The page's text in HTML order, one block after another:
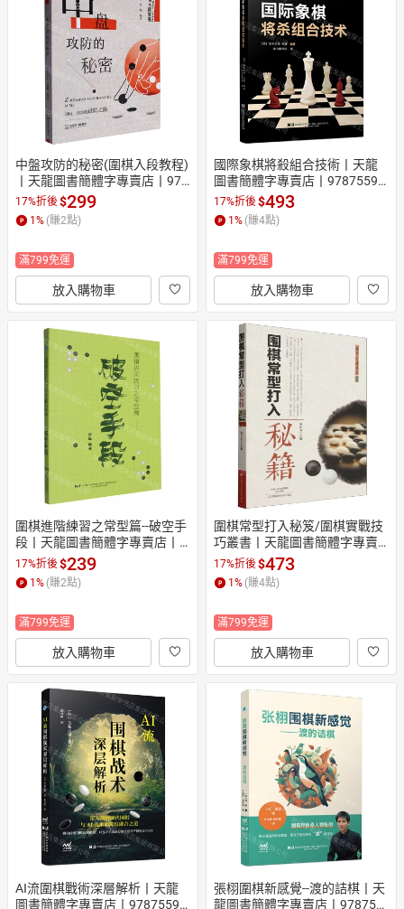
中盤攻防的秘密(圍棋入段教程)
丨天龍圖書簡體字專賣店丨978
7546433738 (tl2609)
17%折後$299
1 % (賺2點)
滿799免運
放入購物車
國際象棋將殺組合技術丨天龍
圖書簡體字專賣店丨97875591
45987 (tl2609)
17%折後$493
1 % (賺4點)
滿799免運
放入購物車
圍棋進階練習之常型篇--破空手
段丨天龍圖書簡體字專賣店丨9
787559141057 (tl2608)
17%折後$239
1% (賺2點)
滿799免運
放入購物車
圍棋常型打入秘笈/圍棋實戰技
巧叢書丨天龍圖書簡體字專賣
店丨978753498243901 (tl261
0)
17%折後$473
1% (賺4點)
滿799免運
放入購物車
AI流圍棋戰術深層解析丨天龍
圖書簡體字專賣店丨97875591
張栩圍棋新感覺--渡的詰棋丨天
龍圖書簡體字專賣店丨978755